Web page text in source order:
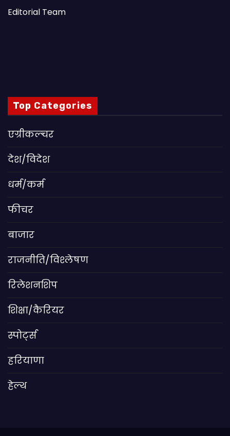
Editorial Team
Top Categories
एग्रीकल्चर
देश/विदेश
धर्म/कर्म
फीचर
बाजार
राजनीति/विश्लेषण
रिलेशनशिप
शिक्षा/कैरियर
स्पोर्ट्स
हरियाणा
हेल्थ